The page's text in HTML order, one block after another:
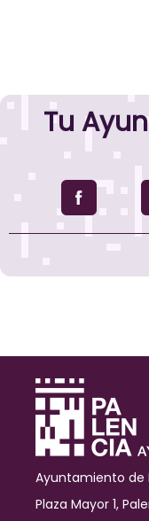
Tu
Ayuntamiento de
Plaza Mayor 1,